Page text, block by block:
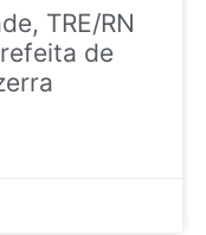
TRE/RN
de